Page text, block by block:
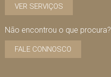
VER SERVIÇOS
Não encontrou o que procura?
FALE CONNOSCO